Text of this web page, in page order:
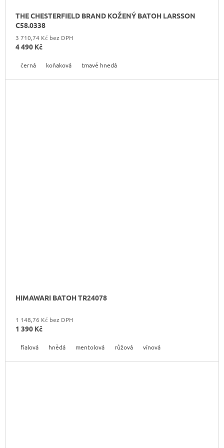
THE CHESTERFIELD BRAND KOŽENÝ BATOH LARSSON
C58.0338
3 710,74 Kč bez DPH
4 490 Kč
černá koňaková tmavě hnedá
HIMAWARI BATOH TR24078
1 148,76 Kč bez DPH
1 390 Kč
fialová hnědá mentolová růžová vínová